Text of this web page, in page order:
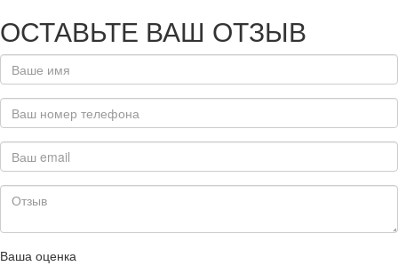
ОСТАВЬТЕ ВАШ ОТЗЫВ
Ваша оценка